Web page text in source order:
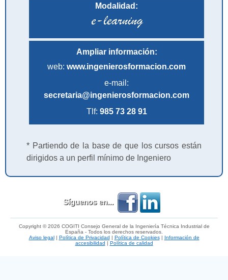
Modalidad:
Ampliar información:
web: www.ingenierosformacion.com
e-mail:
secretaria@ingenierosformacion.com
Tlf: 985 73 28 91
* Partiendo de la base de que los cursos están
dirigidos a un perfil mínimo de Ingeniero
Síguenos en...
Copyright © 2026 COGITI Consejo General de la Ingeniería Técnica Industrial de
España - Todos los derechos reservados.
Aviso legal
Política de Privacidad Política de Cookies|
Información de
accesibilidad
Política de calidad